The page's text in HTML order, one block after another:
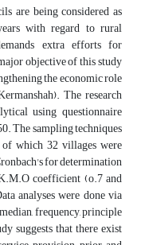
are being considered as
with regard to rural
extra efforts for
objective of this study
the economic role
The research
using questionnaire
The sampling techniques
which 32 villages were
for determination
coefficient (o.7 and
analyses were done via
frequency, principle
suggests that there exist